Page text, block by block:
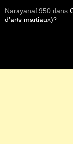
Narayana1950 dans
d’arts martiaux)?